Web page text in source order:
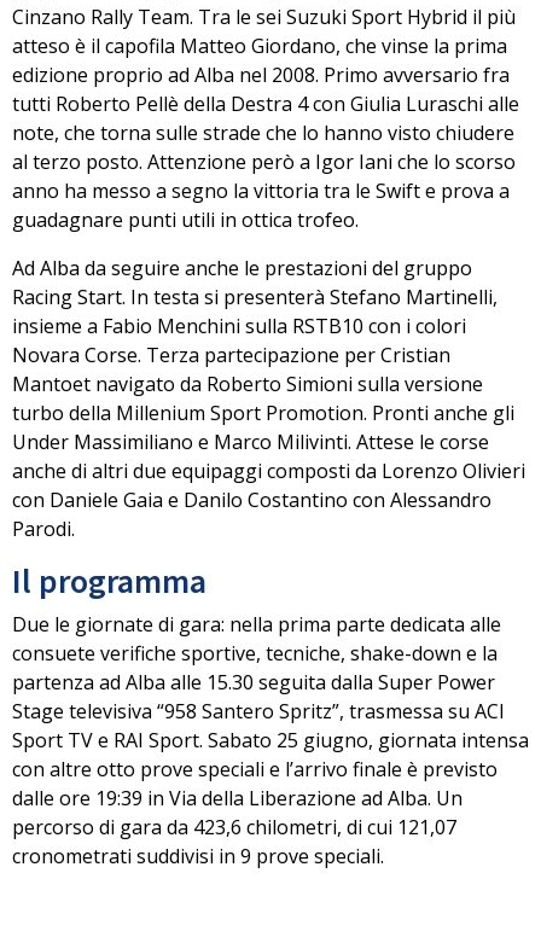
Cinzano Rally Team. Tra le sei Suzuki Sport Hybrid il più
atteso è il capofila Matteo Giordano, che vinse la prima
edizione proprio ad Alba nel 2008. Primo avversario fra
tutti Roberto Pellè della Destra 4 con Giulia Luraschi alle
note, che torna sulle strade che lo hanno visto chiudere
al terzo posto. Attenzione però a Igor Iani che lo scorso
anno ha messo a segno la vittoria tra le Swift e prova a
guadagnare punti utili in ottica trofeo.
Ad Alba da seguire anche le prestazioni del gruppo
Racing Start. In testa si presenterà Stefano Martinelli,
insieme a Fabio Menchini sulla RSTB10 con i colori
Novara Corse. Terza partecipazione per Cristian
Mantoet navigato da Roberto Simioni sulla versione
turbo della Millenium Sport Promotion. Pronti anche gli
Under Massimiliano e Marco Milivinti. Attese le corse
anche di altri due equipaggi composti da Lorenzo Olivieri
con Daniele Gaia e Danilo Costantino con Alessandro
Parodi.
Il programma
Due le giornate di gara: nella prima parte dedicata alle
consuete verifiche sportive, tecniche, shake-down e la
partenza ad Alba alle 15.30 seguita dalla Super Power
Stage televisiva “958 Santero Spritz”, trasmessa su ACI
Sport TV e RAI Sport. Sabato 25 giugno, giornata intensa
con altre otto prove speciali e l’arrivo finale è previsto
dalle ore 19:39 in Via della Liberazione ad Alba. Un
percorso di gara da 423,6 chilometri, di cui 121,07
cronometrati suddivisi in 9 prove speciali.